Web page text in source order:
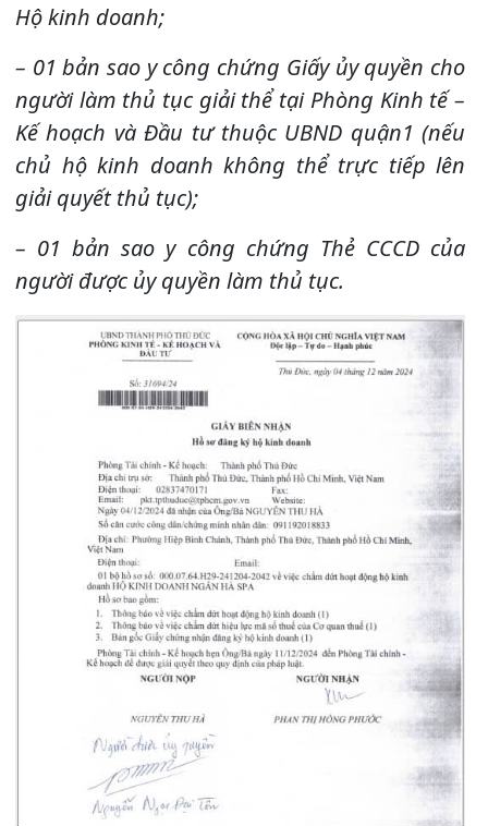
Hộ kinh doanh;
– 01 bản sao y công chứng Giấy ủy quyền cho
người làm thủ tục giải thể tại Phòng Kinh tế –
Kế hoạch và Đầu tư thuộc UBND quận1 (nếu
chủ hộ kinh doanh không thể trực tiếp lên
giải quyết thủ tục);
– 01 bản sao y công chứng Thẻ CCCD của
người được ủy quyền làm thủ tục.